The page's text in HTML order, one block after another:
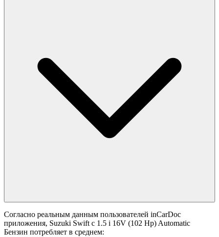
Согласно реальным данным пользователей inCarDoc
приложения, Suzuki Swift с 1.5 i 16V (102 Hp) Automatic
Бензин потребляет в среднем: